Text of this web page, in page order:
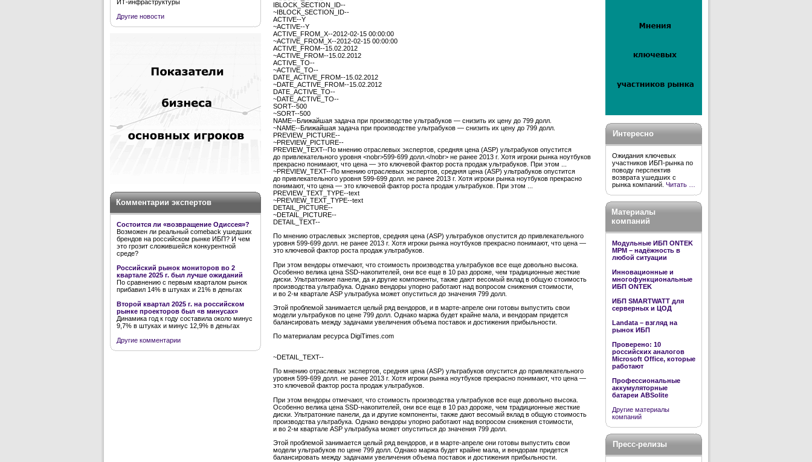
ИТ-инфраструктуры
Другие новости
Комментарии экспертов
Состоится ли «возвращение Одиссея»?
Возможен ли реальный comeback ушедших
брендов на российском рынке ИБП? И чем
это грозит сложившейся конкурентной
среде?
Российский рынок мониторов во 2
квартале 2025 г. был лучше ожиданий
По сравнению с первым кварталом рынок
прибавил 14% в штуках и 21% в деньгах
Второй квартал 2025 г. на российском
рынке проекторов был «в минусах»
Динамика год к году составила около минус
9,7% в штуках и минус 12,9% в деньгах
Другие комментарии
IBLOCK_SECTION_ID--
~IBLOCK_SECTION_ID--
ACTIVE--Y
~ACTIVE--Y
ACTIVE_FROM_X--2012-02-15 00:00:00
~ACTIVE_FROM_X--2012-02-15 00:00:00
ACTIVE_FROM--15.02.2012
~ACTIVE_FROM--15.02.2012
ACTIVE_TO--
~ACTIVE_TO--
DATE_ACTIVE_FROM--15.02.2012
~DATE_ACTIVE_FROM--15.02.2012
DATE_ACTIVE_TO--
~DATE_ACTIVE_TO--
SORT--500
~SORT--500
NAME--Ближайшая задача при производстве ультрабуков — снизить их цену до 799 долл.
~NAME--Ближайшая задача при производстве ультрабуков — снизить их цену до 799 долл.
PREVIEW_PICTURE--
~PREVIEW_PICTURE--
PREVIEW_TEXT--По мнению отраслевых экспертов, средняя цена (ASP) ультрабуков опустится
до привлекательного уровня <nobr>599-699 долл.</nobr> не ранее 2013 г. Хотя игроки рынка ноутбуков
прекрасно понимают, что цена — это ключевой фактор роста продаж ультрабуков. При этом ...
~PREVIEW_TEXT--По мнению отраслевых экспертов, средняя цена (ASP) ультрабуков опустится
до привлекательного уровня 599-699 долл. не ранее 2013 г. Хотя игроки рынка ноутбуков прекрасно
понимают, что цена — это ключевой фактор роста продаж ультрабуков. При этом ...
PREVIEW_TEXT_TYPE--text
~PREVIEW_TEXT_TYPE--text
DETAIL_PICTURE--
~DETAIL_PICTURE--
DETAIL_TEXT--
По мнению отраслевых экспертов, средняя цена (ASP) ультрабуков опустится до привлекательного
уровня 599-699 долл. не ранее 2013 г. Хотя игроки рынка ноутбуков прекрасно понимают, что цена —
это ключевой фактор роста продаж ультрабуков.
При этом вендоры отмечают, что стоимость производства ультрабуков все еще довольно высока.
Особенно велика цена SSD-накопителей, они все еще в 10 раз дороже, чем традиционные жесткие
диски. Ультратонкие панели, да и другие компоненты, также дают весомый вклад в общую стоимость
производства ультрабука. Однако вендоры упорно работают над вопросом снижения стоимости,
и во 2-м квартале ASP ультрабука может опуститься до значения 799 долл.
Этой проблемой занимается целый ряд вендоров, и в марте-апреле они готовы выпустить свои
модели ультрабуков по цене 799 долл. Однако маржа будет крайне мала, и вендорам придется
балансировать между задачами увеличения объема поставок и достижения прибыльности.
По материалам ресурса DigiTimes.com
~DETAIL_TEXT--
По мнению отраслевых экспертов, средняя цена (ASP) ультрабуков опустится до привлекательного
уровня 599-699 долл. не ранее 2013 г. Хотя игроки рынка ноутбуков прекрасно понимают, что цена —
это ключевой фактор роста продаж ультрабуков.
При этом вендоры отмечают, что стоимость производства ультрабуков все еще довольно высока.
Особенно велика цена SSD-накопителей, они все еще в 10 раз дороже, чем традиционные жесткие
диски. Ультратонкие панели, да и другие компоненты, также дают весомый вклад в общую стоимость
производства ультрабука. Однако вендоры упорно работают над вопросом снижения стоимости,
и во 2-м квартале ASP ультрабука может опуститься до значения 799 долл.
Этой проблемой занимается целый ряд вендоров, и в марте-апреле они готовы выпустить свои
модели ультрабуков по цене 799 долл. Однако маржа будет крайне мала, и вендорам придется
балансировать между задачами увеличения объема поставок и достижения прибыльности.
Интересно
Ожидания ключевых
участников ИБП-рынка по
поводу перспектив
возврата ушедших с
рынка компаний. Читать …
Материалы
компаний
Модульные ИБП ONTEK
MPM – надёжность в
любой ситуации
Инновационные и
многофункциональные
ИБП ONTEK
ИБП SMARTWATT для
серверных и ЦОД
Landata – взгляд на
рынок ИБП
Проверено: 10
российских аналогов
Microsoft Office, которые
работают
Профессиональные
аккумуляторные
батареи ABSolite
Другие материалы
компаний
Пресс-релизы